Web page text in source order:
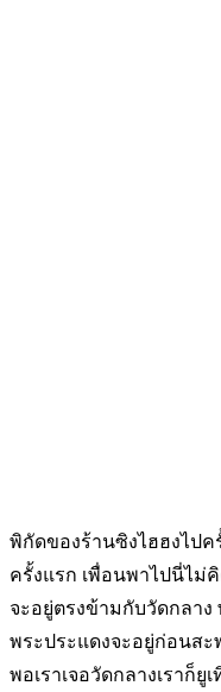
พิกัดของร้านซิงไฮฮงไป
ครั้งแรก เพื่อนพาไปนี่ไม่
จะอยู่ตรงข้ามกับวัดกลาง
พระประแดงจะอยู่ก่อนส
พอเราเจอวัดกลางเราก็